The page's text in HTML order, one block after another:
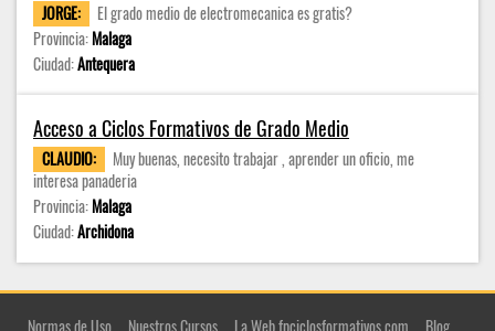
JORGE:
El grado medio de electromecanica es gratis?
Provincia:Malaga
Ciudad:Antequera
Acceso a Ciclos Formativos de Grado Medio
CLAUDIO:
Muy buenas, necesito trabajar , aprender un oficio, me
interesa panaderia
Provincia:Malaga
Ciudad:Archidona